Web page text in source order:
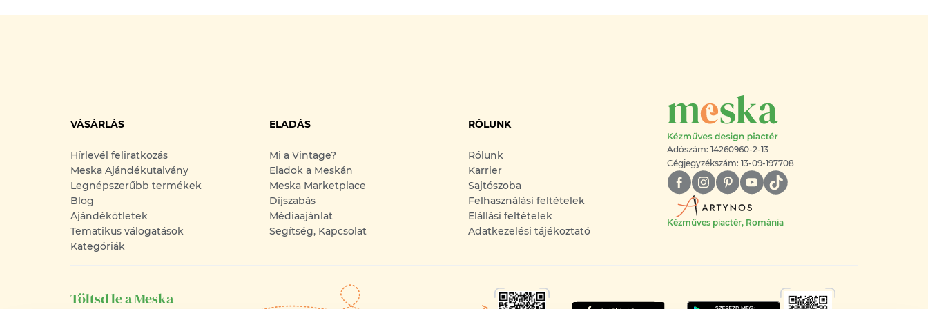
VÁSÁRLÁS
Hírlevél feliratkozás
Meska Ajándékutalvány
Legnépszerűbb termékek
Blog
Ajándékötletek
Tematikus válogatások
Kategóriák
ELADÁS
Mi a Vintage?
Eladok a Meskán
Meska Marketplace
Díjszabás
Médiaajánlat
Segítség, Kapcsolat
RÓLUNK
Rólunk
Karrier
Sajtószoba
Felhasználási feltételek
Elállási feltételek
Adatkezelési tájékoztató
Adószám: 14260960-2-13
Cégjegyzékszám: 13-09-197708
Kézműves piactér, Románia
Töltsd le a Meska